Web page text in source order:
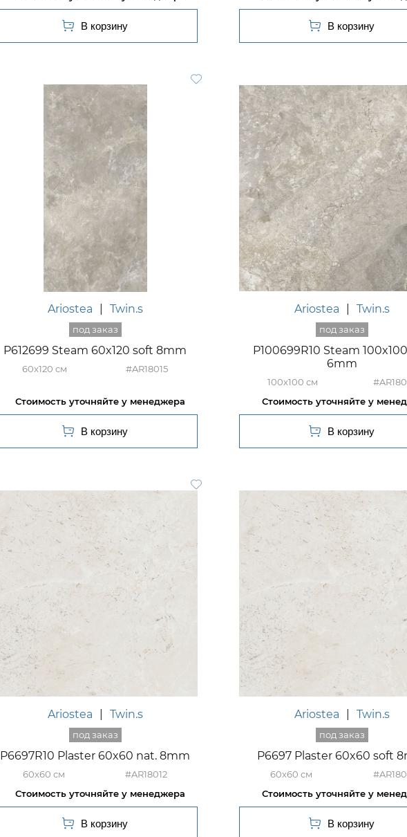
Ariostea Twin.s
P612699 Steam 60x120 soft 8mm
60x120 #AR18015
Ariostea Twin.s
P100699R10 Steam
6mm
100x100
Ariostea Twin.s
P6697R10 Plaster 60x60 nat. 8mm
60x60 #AR18012
Ariostea Twin.s
P6697 Plaster 60x60 soft
60x60